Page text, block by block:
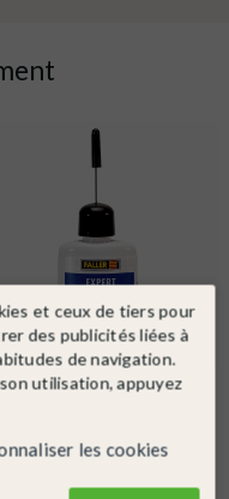
Ref. 170492
stock !
et ceux de tiers pour
des publicités liées à
de navigation.
utilisation, appuyez
les cookies